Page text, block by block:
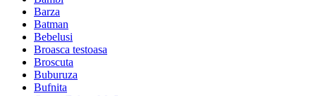
Barza
Batman
Bebelusi
Broasca testoasa
Broscuta
Buburuza
Bufnita